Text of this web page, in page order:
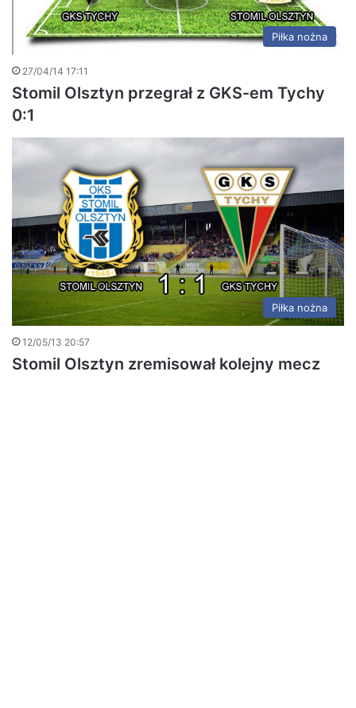
Piłka nożna
27/04/14 17:11
Stomil Olsztyn przegrał z GKS-em Tychy
0:1
Piłka nożna
12/05/13 20:57
Stomil Olsztyn zremisował kolejny mecz